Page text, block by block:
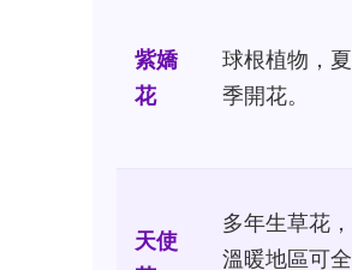
紫嬌
花
球根植物，夏
季開花。
天使
多年生草花，
溫暖地區可全